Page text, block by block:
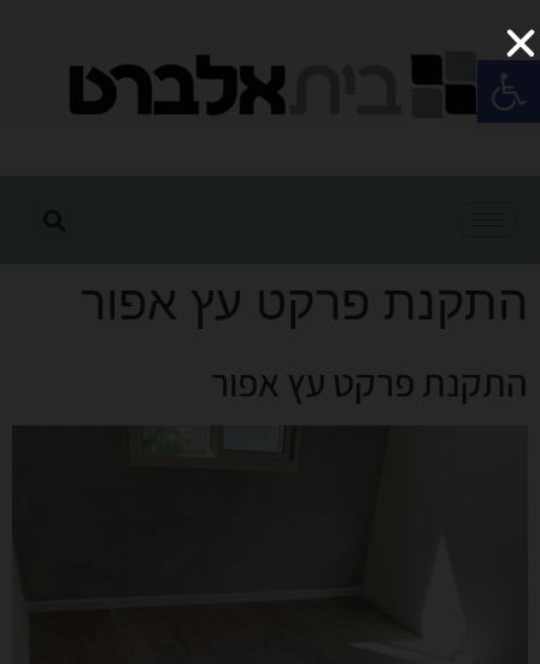
פתח סרגל נגישות
התקנת פרקט עץ אפור
התקנת פרקט עץ אפור